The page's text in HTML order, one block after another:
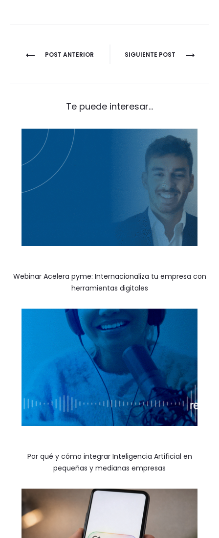
Navegación
POST ANTERIOR SIGUIENTE POST
Te puede interesar...
Webinar Acelera pyme: Internacionaliza tu empresa con
herramientas digitales
Por qué y cómo integrar Inteligencia Artificial en
pequeñas y medianas empresas